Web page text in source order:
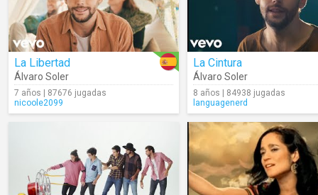
La Libertad
Álvaro Soler
7 años | 87676 jugadas
nicoole2099
La Cintura
Álvaro Soler
8 años | 84938 jugadas
languagenerd